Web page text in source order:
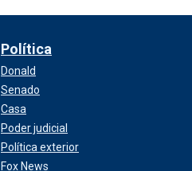
Política
Donald
Senado
Casa
Poder judicial
Política exterior
Fox News